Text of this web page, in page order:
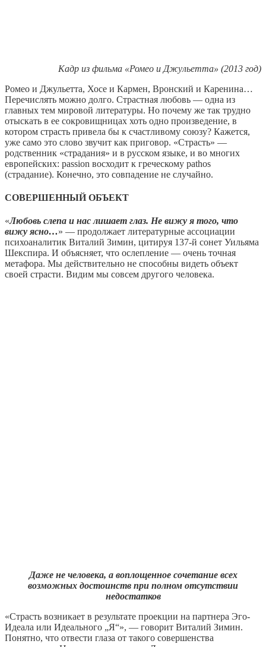
Кадр из фильма «Ромео и Джульетта» (2013 год)
Ромео и Джульетта, Хосе и Кармен, Вронский и Каренина…
Перечислять можно долго. Страстная любовь — одна из
главных тем мировой литературы. Но почему же так трудно
отыскать в ее сокровищницах хоть одно произведение, в
котором страсть привела бы к счастливому союзу? Кажется,
уже само это слово звучит как приговор. «Страсть» —
родственник «страдания» и в русском языке, и во многих
европейских: passion восходит к греческому pathos
(страдание). Конечно, это совпадение не случайно.
СОВЕРШЕННЫЙ ОБЪЕКТ
«Любовь слепа и нас лишает глаз. Не вижу я того, что
вижу ясно…» — продолжает литературные ассоциации
психоаналитик Виталий Зимин, цитируя 137-й сонет Уильяма
Шекспира. И объясняет, что ослепление — очень точная
метафора. Мы действительно не способны видеть объект
своей страсти. Видим мы совсем другого человека.
Даже не человека, а воплощенное сочетание всех
возможных достоинств при полном отсутствии
недостатков
«Страсть возникает в результате проекции на партнера Эго-
Идеала или Идеального „Я“», — говорит Виталий Зимин.
Понятно, что отвести глаза от такого совершенства